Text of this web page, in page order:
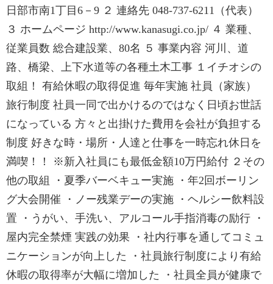
日部市南1丁目6－9 ２ 連絡先 048-737-6211（代表）
３ ホームページ http://www.kanasugi.co.jp/ ４ 業種、
従業員数 総合建設業、80名 ５ 事業内容 河川、道
路、橋梁、上下水道等の各種土木工事 １イチオシの
取組！ 有給休暇の取得促進 毎年実施 社員（家族）
旅行制度 社員一同で出かけるのではなく日頃お世話
になっている 方々と出掛けた費用を会社が負担する
制度 好きな時・場所・人達と仕事を一時忘れ休日を
満喫！！ ※新入社員にも最低金額10万円給付 ２その
他の取組 ・夏季バーベキュー実施 ・年2回ボーリン
グ大会開催 ・ノー残業デーの実施 ・ヘルシー飲料設
置 ・うがい、手洗い、アルコール手指消毒の励行 ・
屋内完全禁煙 実践の効果 ・社内行事を通してコミュ
ニケーションが向上した ・社員旅行制度により有給
休暇の取得率が大幅に増加した ・社員全員が健康で